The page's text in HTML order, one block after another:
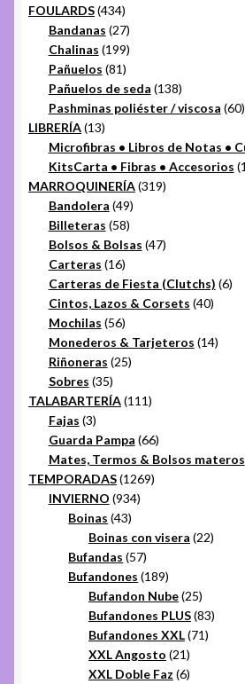
FOULARDS 434434
productos
Bandanas 2727
productos
Chalinas 199199
productos
Pañuelos 8181
productos
Pañuelos de seda 138138
productos
Pashminas poliéster / viscosa 60
LIBRERÍA 1313
productos
Microfibras • Libros de Notas •
KitsCarta • Fibras • Accesorios
MARROQUINERÍA 319319
Bandolera 4949
productos
Billeteras 5858
productos
Bolsos & Bolsas 4747
Carteras 1616
productos
Carteras de Fiesta (Clutchs) 66
Cintos, Lazos & Corsets 4040
Mochilas 5656
productos
Monederos & Tarjeteros 1414
Riñoneras 2525
Sobres 3535
productos
TALABARTERÍA 111111
Fajas 33
productos
Guarda Pampa 6666
productos
Mates, Termos & Bolsos materos
TEMPORADAS 12691269
INVIERNO 934934
Boinas 4343
productos
Boinas con visera 2222
Bufandas 5757
productos
Bufandones 189189
productos
Bufandon Nube 2525
Bufandones PLUS 8383
Bufandones XXL 7171
XXL Angosto 2121
productos
XXL Doble Faz 66